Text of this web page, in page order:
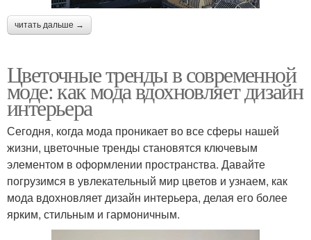
читать дальше →
Цветочные тренды в современной
моде: как мода вдохновляет дизайн
интерьера
Сегодня, когда мода проникает во все сферы нашей
жизни, цветочные тренды становятся ключевым
элементом в оформлении пространства. Давайте
погрузимся в увлекательный мир цветов и узнаем, как
мода вдохновляет дизайн интерьера, делая его более
ярким, стильным и гармоничным.